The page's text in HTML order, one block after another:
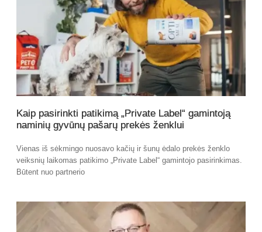
Kaip pasirinkti patikimą „Private Label“ gamintoją
naminių gyvūnų pašarų prekės ženklui
Vienas iš sėkmingo nuosavo kačių ir šunų ėdalo prekės ženklo
veiksnių laikomas patikimo „Private Label“ gamintojo pasirinkimas.
Būtent nuo partnerio